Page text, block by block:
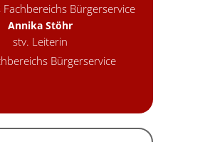
Bürgerservice
Annika Stöhr
stv. Leiterin
Bürgerservice